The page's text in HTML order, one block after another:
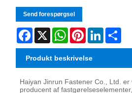
Send forespørgsel
Facebook
X WhatsAppPinterestLinkedIn
Produkt beskrivelse
Haiyan Jinrun Fastener Co., Ltd.
producent af